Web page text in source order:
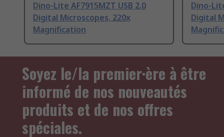
Dino-Lite AF7915MZT USB 2.0
Digital Microscopes, 220x
Magnification
Dino-
Digital
Soyez le/la premier·ère à être
informé de nos nouveautés
produits et de nos offres
spéciales.